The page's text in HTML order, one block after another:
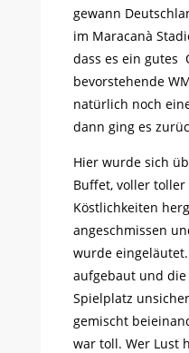
gewann
im Maracanà
dass es ein gutes
bevorstehende
natürlich noch
dann ging es
Hier wurde sich
Buffet, voller
Köstlichkeiten
angeschmissen
wurde
aufgebaut und
Spielplatz
gemischt
war toll. Wer Lust